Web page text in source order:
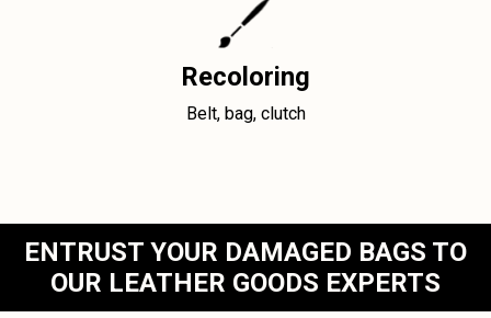
Recoloring
Belt, bag, clutch
ENTRUST YOUR DAMAGED BAGS TO
OUR LEATHER GOODS EXPERTS